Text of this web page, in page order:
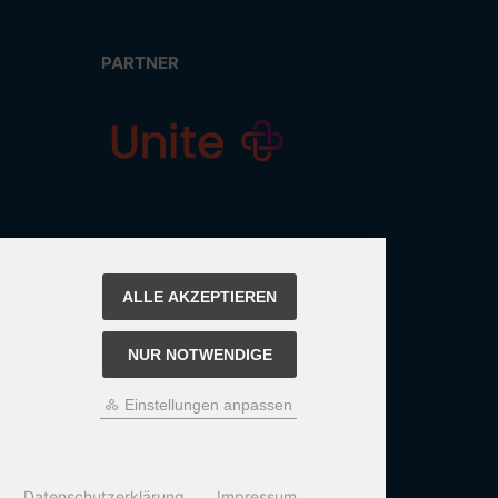
PARTNER
ALLE AKZEPTIEREN
NUR NOTWENDIGE
Einstellungen anpassen